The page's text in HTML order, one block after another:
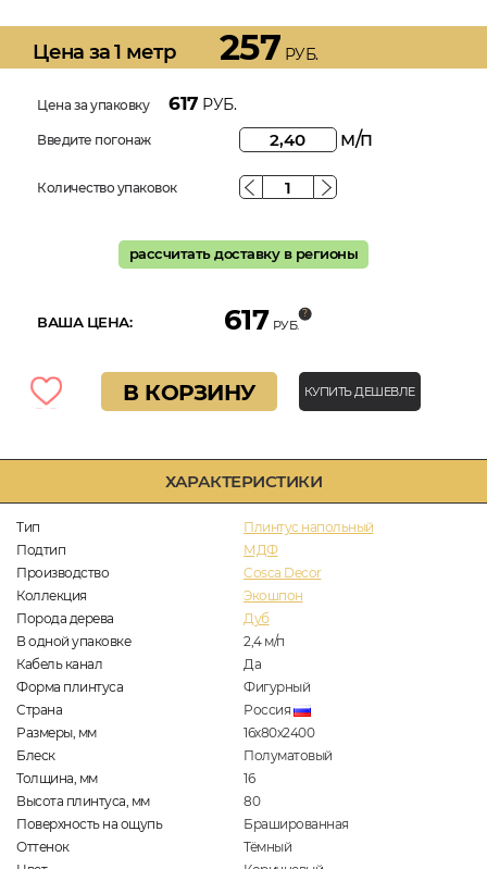
ХАРАКТЕРИСТИКИ
Тип
Плинтус напольный
Подтип
МДФ
Производство
Cosca Decor
Коллекция
Экошпон
Порода дерева
Дуб
В одной упаковке
2,4 м/п
Кабель канал
Да
Форма плинтуса
Фигурный
Страна
Россия
Размеры, мм
16х80х2400
Блеск
Полуматовый
Толщина, мм
16
Высота плинтуса, мм
80
Поверхность на ощупь
Брашированная
Оттенок
Тёмный
Цена за 1 метр 257 РУБ.
Цена за упаковку 617 РУБ.
Введите погонаж м/п
Количество упаковок
рассчитать доставку в регионы
ВАША ЦЕНА: 617 РУБ.
В КОРЗИНУ КУПИТЬ ДЕШЕВЛЕ